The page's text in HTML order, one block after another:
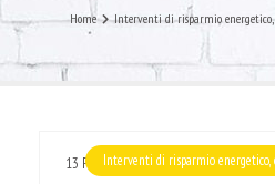
Home Interventi di risparmio
Interventi di risparmio
13 Feb 2017